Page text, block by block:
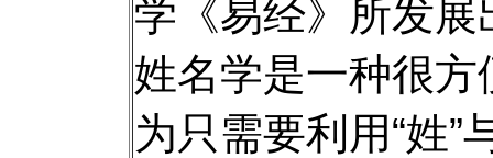
学《易经》所发
姓名学是一种很
为只需要利用“姓”